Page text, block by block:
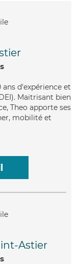
ans d'expérience et
Maitrisant bien
Theo apporte ses
mobilité et
Astier